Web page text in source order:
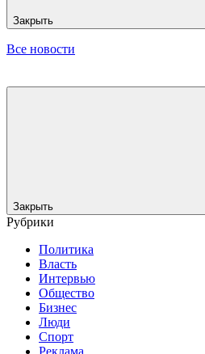
Закрыть
Все новости
Закрыть
Рубрики
Политика
Власть
Интервью
Общество
Бизнес
Люди
Спорт